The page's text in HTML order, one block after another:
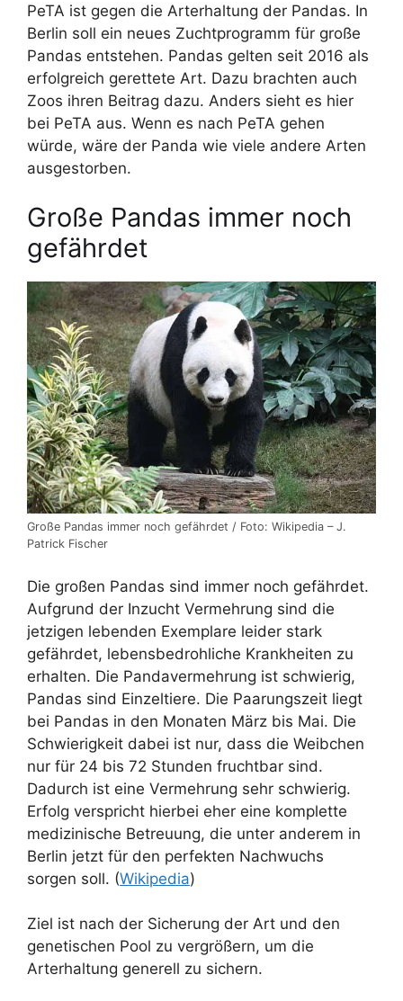
PeTA ist gegen die Arterhaltung der Pandas. In
Berlin soll ein neues Zuchtprogramm für große
Pandas entstehen. Pandas gelten seit 2016 als
erfolgreich gerettete Art. Dazu brachten auch
Zoos ihren Beitrag dazu. Anders sieht es hier
bei PeTA aus. Wenn es nach PeTA gehen
würde, wäre der Panda wie viele andere Arten
ausgestorben.
Große Pandas immer noch
gefährdet
Große Pandas immer noch gefährdet / Foto: Wikipedia – J.
Patrick Fischer
Die großen Pandas sind immer noch gefährdet.
Aufgrund der Inzucht Vermehrung sind die
jetzigen lebenden Exemplare leider stark
gefährdet, lebensbedrohliche Krankheiten zu
erhalten. Die Pandavermehrung ist schwierig,
Pandas sind Einzeltiere. Die Paarungszeit liegt
bei Pandas in den Monaten März bis Mai. Die
Schwierigkeit dabei ist nur, dass die Weibchen
nur für 24 bis 72 Stunden fruchtbar sind.
Dadurch ist eine Vermehrung sehr schwierig.
Erfolg verspricht hierbei eher eine komplette
medizinische Betreuung, die unter anderem in
Berlin jetzt für den perfekten Nachwuchs
sorgen soll. (Wikipedia)
Ziel ist nach der Sicherung der Art und den
genetischen Pool zu vergrößern, um die
Arterhaltung generell zu sichern.